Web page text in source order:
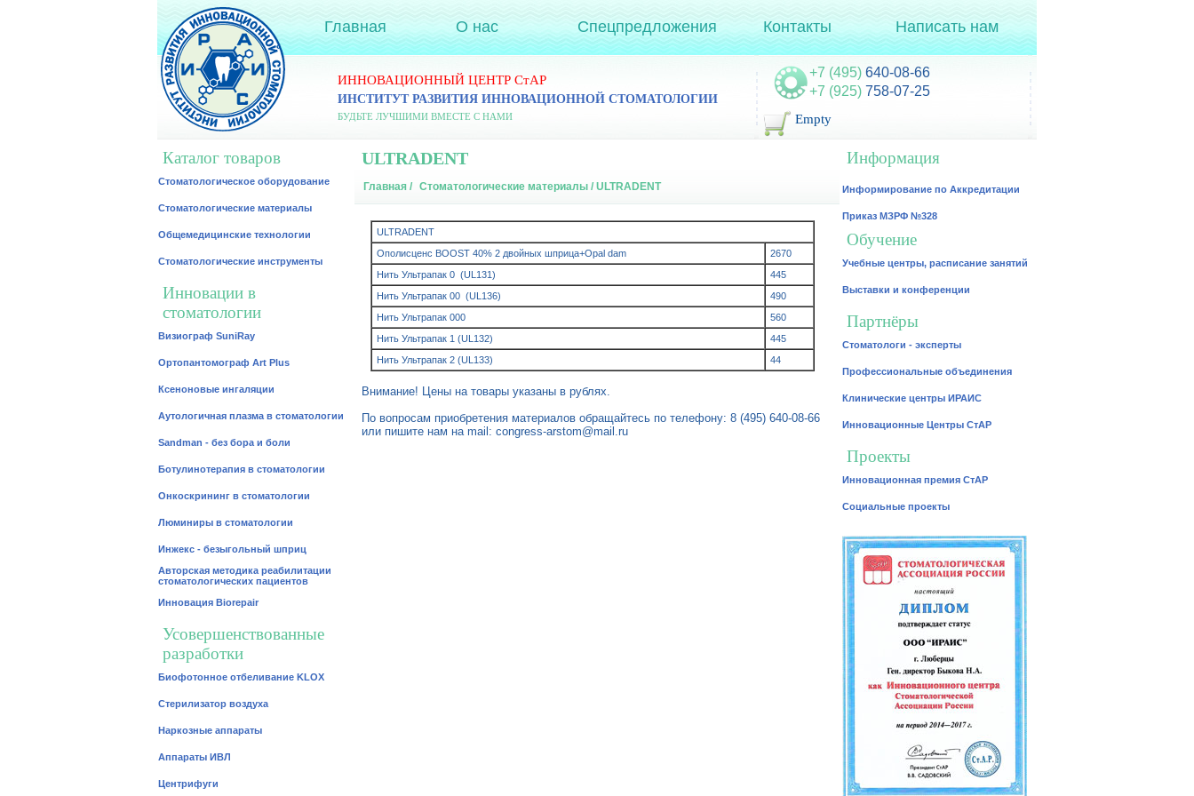
Главная О нас Спецпредложения Контакты Написать нам
ИННОВАЦИОННЫЙ ЦЕНТР СтАР
ИНСТИТУТ РАЗВИТИЯ ИННОВАЦИОННОЙ СТОМАТОЛОГИИ
БУДЬТЕ ЛУЧШИМИ ВМЕСТЕ С НАМИ
+7 (495) 640-08-66
+7 (925) 758-07-25
Empty
Каталог товаров
Стоматологическое оборудование
Стоматологические материалы
Общемедицинские технологии
Стоматологические инструменты
Инновации в
стоматологии
Визиограф SuniRay
Ортопантомограф Art Plus
Ксеноновые ингаляции
Аутологичная плазма в стоматологии
Sandman - без бора и боли
Ботулинотерапия в стоматологии
Онкоскрининг в стоматологии
Люминиры в стоматологии
Инжекс - безыгольный шприц
Авторская методика реабилитации
стоматологических пациентов
Инновация Biorepair
Усовершенствованные
разработки
Биофотонное отбеливание KLOX
Стерилизатор воздуха
Наркозные аппараты
Аппараты ИВЛ
Центрифуги
ULTRADENT
Главная / Стоматологические материалы / ULTRADENT
ULTRADENT
Ополисценс BOOST 40% 2 двойных шприца+Opal dam
2670
Нить Ультрапак 0 (UL131)
445
Нить Ультрапак 00 (UL136)
490
Нить Ультрапак 000
560
Нить Ультрапак 1 (UL132)
445
Нить Ультрапак 2 (UL133)
44
Внимание! Цены на товары указаны в рублях.
По вопросам приобретения материалов обращайтесь по телефону: 8 (495) 640-08-66
или пишите нам на mail: congress-arstom@mail.ru
Информация
Информирование по Аккредитации
Приказ МЗРФ №328
Обучение
Учебные центры, расписание занятий
Выставки и конференции
Партнёры
Стоматологи - эксперты
Профессиональные объединения
Клинические центры ИРАИС
Инновационные Центры СтАР
Проекты
Инновационная премия СтАР
Социальные проекты